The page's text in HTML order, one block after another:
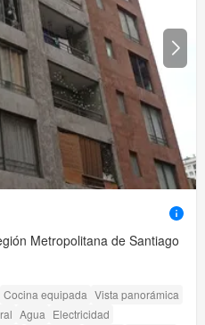
Metropolitana de Santiago
Cocina equipada Vista panorámica
Agua Electricidad